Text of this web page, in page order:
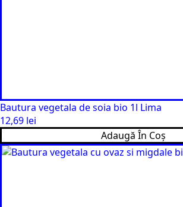
Bautura vegetala de soia bio 1l Lima
12,69 lei
Adaugă În Coș